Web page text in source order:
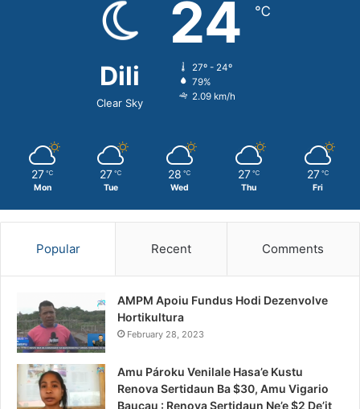
Dili
Clear Sky
24 ℃
27º - 24º
79%
2.09 km/h
27 ℃
Mon
27 ℃
Tue
28 ℃
Wed
27 ℃
Thu
27 ℃
Fri
Popular Recent Comments
AMPM Apoiu Fundus Hodi Dezenvolve
Hortikultura
February 28, 2023
Amu Pároku Venilale Hasa’e Kustu
Renova Sertidaun Ba $30, Amu Vigario
Baucau : Renova Sertidaun Ne’e $2 De’it